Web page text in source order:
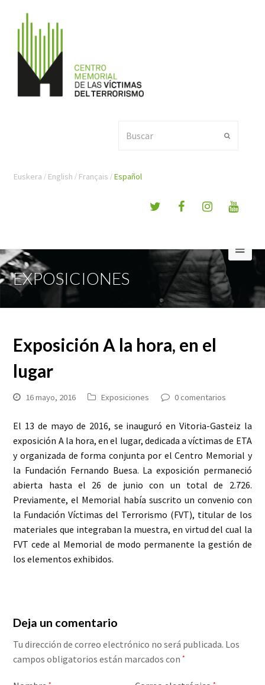
Enviar
Euskera English Français Español
EXPOSICIONES
Exposición A la hora, en el
lugar
16 mayo, 2016 Exposiciones 0 comentarios
El 13 de mayo de 2016, se inauguró en Vitoria-Gasteiz la
exposición A la hora, en el lugar, dedicada a víctimas de ETA
y organizada de forma conjunta por el Centro Memorial y
la Fundación Fernando Buesa. La exposición permaneció
abierta hasta el 26 de junio con un total de 2.726.
Previamente, el Memorial había suscrito un convenio con
la Fundación Víctimas del Terrorismo (FVT), titular de los
materiales que integraban la muestra, en virtud del cual la
FVT cede al Memorial de modo permanente la gestión de
los elementos exhibidos.
Deja un comentario
Tu dirección de correo electrónico no será publicada. Los
campos obligatorios están marcados con*